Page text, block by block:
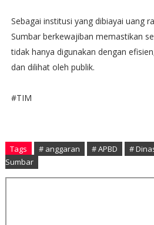
Sebagai institusi yang dibiayai uang
Sumbar berkewajiban memastikan
tidak hanya digunakan dengan
dan dilihat oleh publik.
#TIM
Tags # anggaran # APBD #
Sumbar